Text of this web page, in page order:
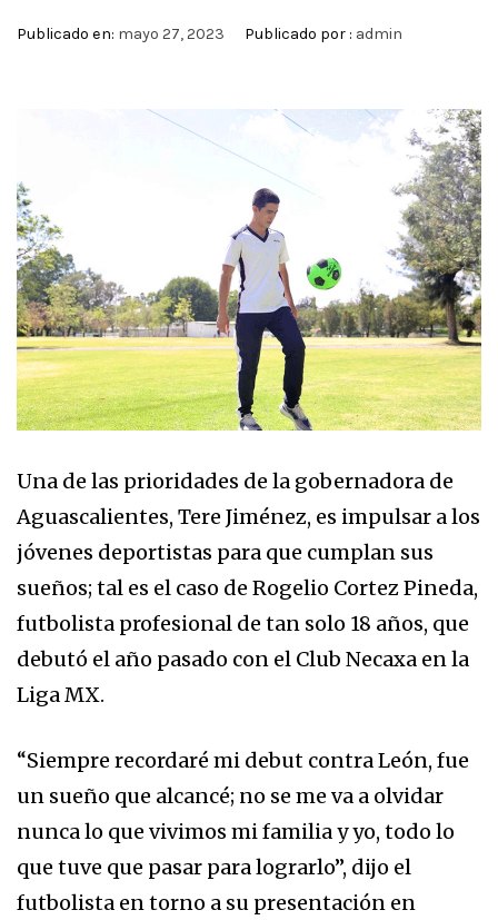
Publicado en: mayo 27, 2023 Publicado por : admin
Una de las prioridades de la gobernadora de
Aguascalientes, Tere Jiménez, es impulsar a los
jóvenes deportistas para que cumplan sus
sueños; tal es el caso de Rogelio Cortez Pineda,
futbolista profesional de tan solo 18 años, que
debutó el año pasado con el Club Necaxa en la
Liga MX.
“Siempre recordaré mi debut contra León, fue
un sueño que alcancé; no se me va a olvidar
nunca lo que vivimos mi familia y yo, todo lo
que tuve que pasar para lograrlo”, dijo el
futbolista en torno a su presentación en